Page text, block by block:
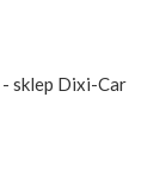
- sklep Dixi-Car